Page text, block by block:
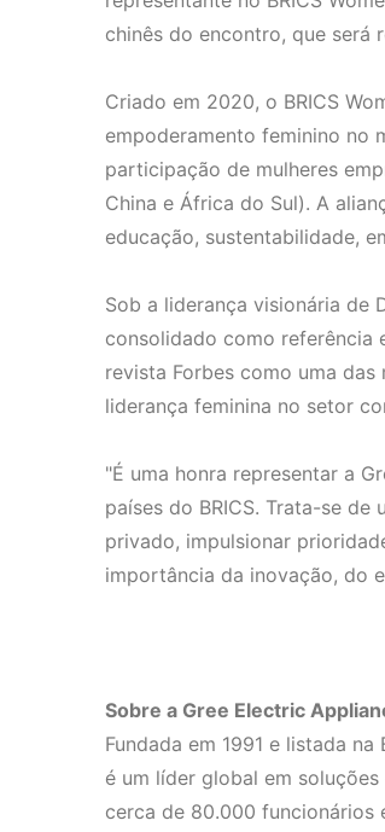
chinês do encontro, que será
Criado em 2020, o BRICS
empoderamento feminino no
participação de mulheres
China e África do Sul). A
educação, sustentabilidade,
Sob a liderança visionária de
consolidado como referência
revista Forbes como uma
liderança feminina no setor
"É uma honra representar a
países do BRICS. Trata-se
privado, impulsionar
importância da inovação, do
Sobre a Gree Electric
Fundada em 1991 e listada
é um líder global em
cerca de 80.000 funcionários